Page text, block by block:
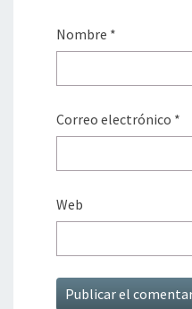
Nombre *
Correo electrónico *
Web